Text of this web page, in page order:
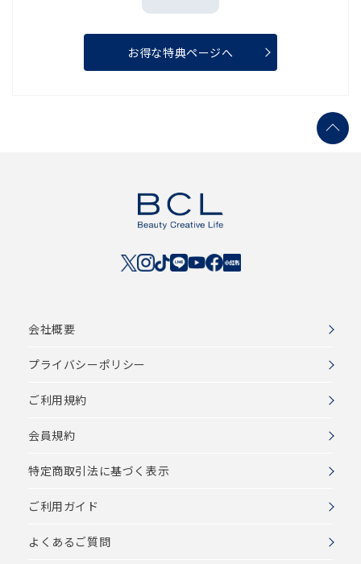
お得な特典ページへ
会社概要
プライバシーポリシー
ご利用規約
会員規約
特定商取引法に基づく表示
ご利用ガイド
よくあるご質問